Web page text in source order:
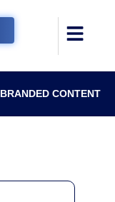
BRANDED CONTENT